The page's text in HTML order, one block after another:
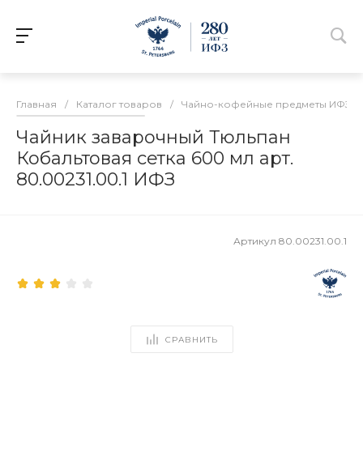
Главная / Каталог товаров / Чайно-кофейные предметы ИФЗ
Чайник заварочный Тюльпан
Кобальтовая сетка 600 мл арт.
80.00231.00.1 ИФЗ
Артикул 80.00231.00.1
СРАВНИТЬ